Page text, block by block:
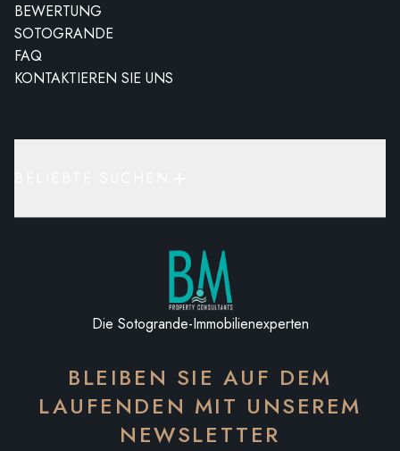
BEWERTUNG
SOTOGRANDE
FAQ
KONTAKTIEREN SIE UNS
Die Sotogrande-Immobilienexperten
BLEIBEN SIE AUF DEM
LAUFENDEN MIT UNSEREM
NEWSLETTER